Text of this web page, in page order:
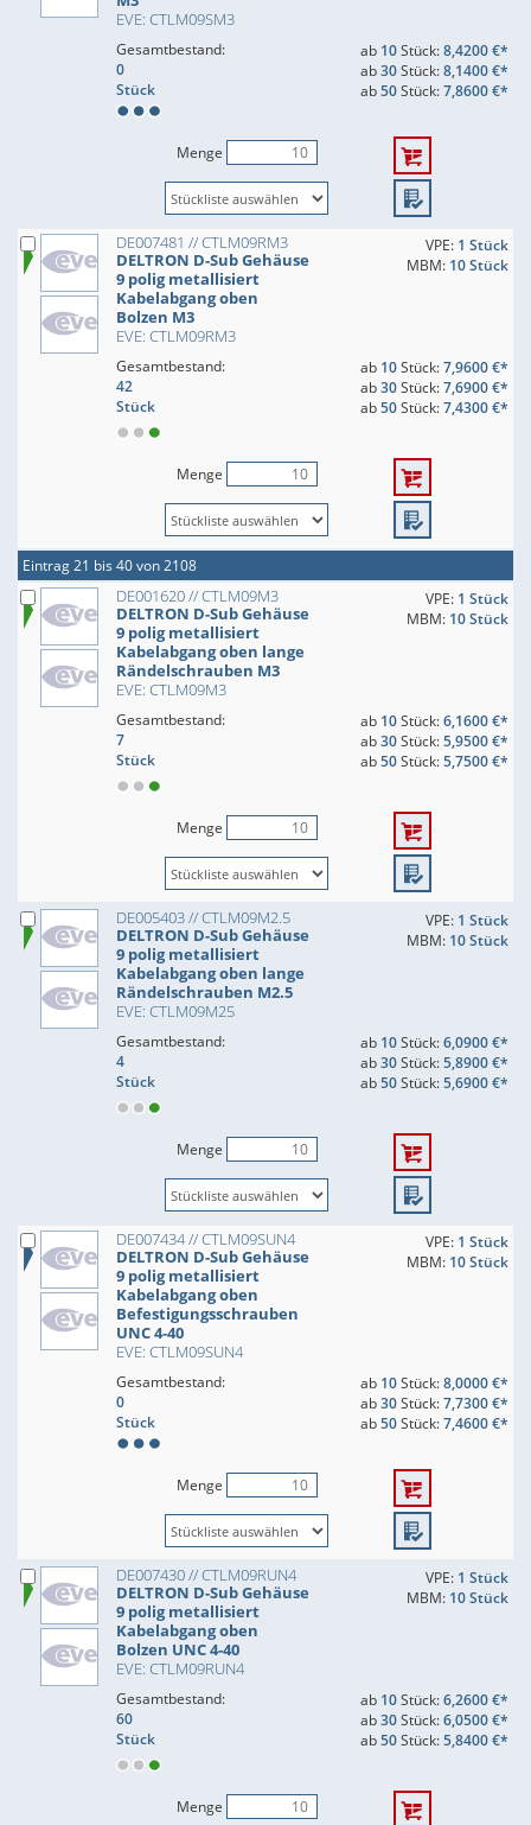
EVE: CTLM09SM3
Gesamtbestand:
0
Stück
ab 10Stück:8,4200 €*
ab30Stück:8,1400 €*
ab50Stück:7,8600 €*
Menge
DE007481 // CTLM09RM3
DELTRON D-Sub Gehäuse
9 polig metallisiert
Kabelabgang oben
Bolzen M3
EVE: CTLM09RM3
VPE: 1 Stück
MBM: 10 Stück
Gesamtbestand:
42
Stück
ab 10Stück:7,9600 €*
ab30Stück:7,6900 €*
ab50Stück:7,4300 €*
Menge
Eintrag 21 bis 40 von 2108
DE001620 // CTLM09M3
DELTRON D-Sub Gehäuse
9 polig metallisiert
Kabelabgang oben lange
Rändelschrauben M3
EVE: CTLM09M3
VPE: 1 Stück
MBM: 10 Stück
Gesamtbestand:
7
Stück
ab 10Stück:6,1600 €*
ab30Stück:5,9500 €*
ab50Stück:5,7500 €*
Menge
DE005403 // CTLM09M2.5
DELTRON D-Sub Gehäuse
9 polig metallisiert
Kabelabgang oben lange
Rändelschrauben M2.5
EVE: CTLM09M25
VPE: 1 Stück
MBM: 10 Stück
Gesamtbestand:
4
Stück
ab 10Stück:6,0900 €*
ab30Stück:5,8900 €*
ab50Stück:5,6900 €*
Menge
DE007434 // CTLM09SUN4
DELTRON D-Sub Gehäuse
9 polig metallisiert
Kabelabgang oben
Befestigungsschrauben
UNC 4-40
EVE: CTLM09SUN4
VPE: 1 Stück
MBM: 10 Stück
Gesamtbestand:
0
Stück
ab 10Stück:8,0000 €*
ab30Stück:7,7300 €*
ab50Stück:7,4600 €*
Menge
DE007430 // CTLM09RUN4
DELTRON D-Sub Gehäuse
9 polig metallisiert
Kabelabgang oben
Bolzen UNC 4-40
EVE: CTLM09RUN4
VPE: 1 Stück
MBM: 10 Stück
Gesamtbestand:
60
Stück
ab 10Stück:6,2600 €*
ab30Stück:6,0500 €*
ab50Stück:5,8400 €*
Menge